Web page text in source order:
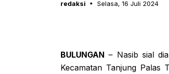
redaksi Selasa, 16 Juli 2024
BULUNGAN – Nasib sial
Kecamatan Tanjung Palas